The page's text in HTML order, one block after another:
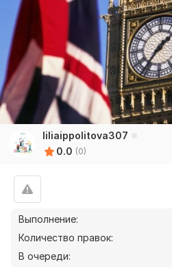
liliaippolitova307
0.0 (0)
Выполнение:
Количество правок:
В очереди: